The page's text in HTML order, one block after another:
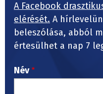
A Facebook
elérését. A
beleszólása, abból
értesülhet a nap 7
Név